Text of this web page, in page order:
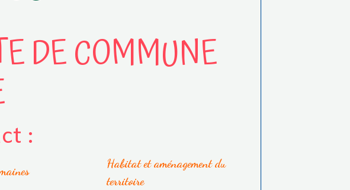
DE COMMUNE
:
Habitat et aménagement du
territoire